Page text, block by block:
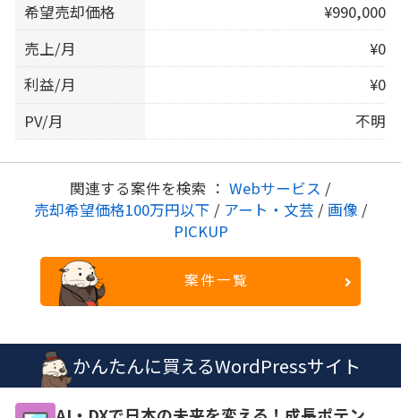
希望売却価格
¥990,000
売上/月
¥0
利益/月
¥0
PV/月
不明
関連する案件を検索 ： Webサービス /
売却希望価格100万円以下 / アート・文芸 / 画像 /
PICKUP
案件一覧
かんたんに買えるWordPressサイト